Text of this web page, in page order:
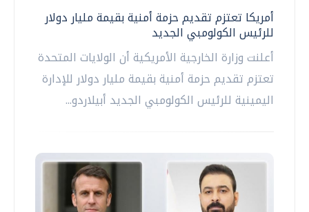
أمريكا تعتزم تقديم حزمة أمنية بقيمة مليار دولار
للرئيس الكولومبي الجديد
أعلنت وزارة الخارجية الأمريكية أن الولايات المتحدة
تعتزم تقديم حزمة أمنية بقيمة مليار دولار للإدارة
اليمينية للرئيس الكولومبي الجديد أبيلاردو...